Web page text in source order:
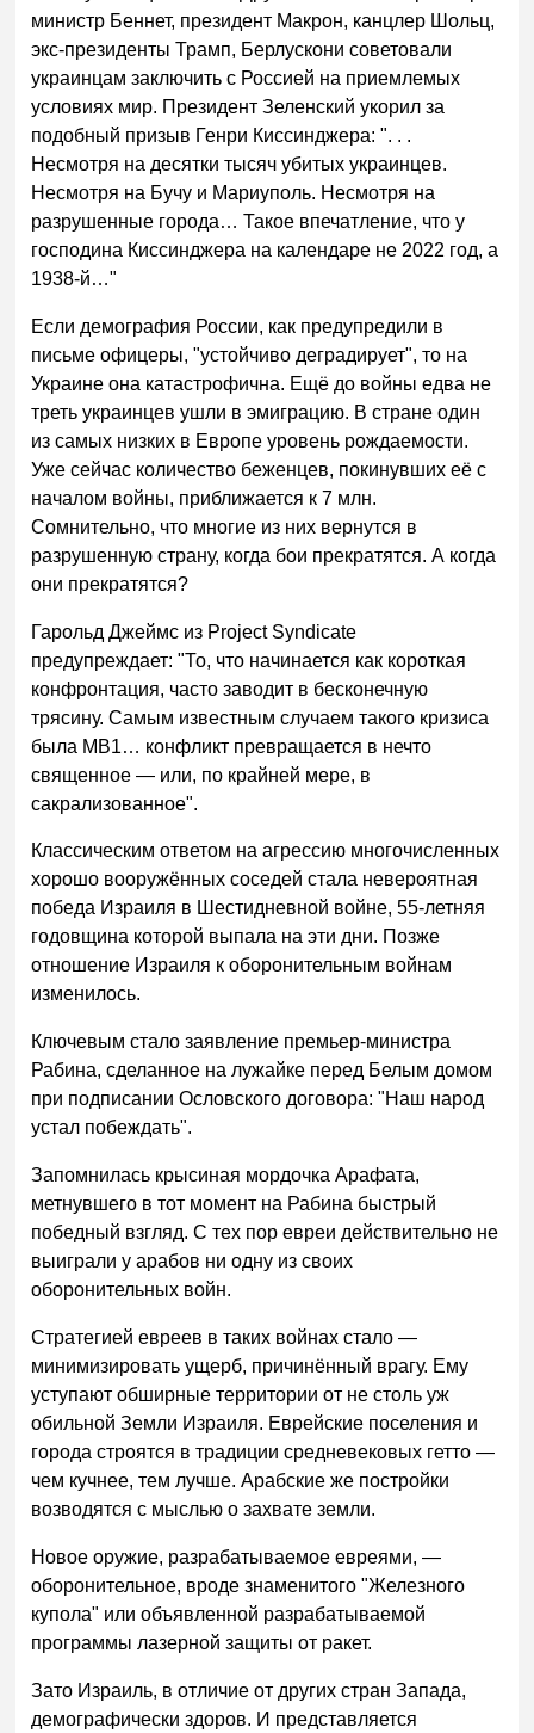
министр Беннет, президент Макрон, канцлер Шольц,
экс-президенты Трамп, Берлускони советовали
украинцам заключить с Россией на приемлемых
условиях мир. Президент Зеленский укорил за
подобный призыв Генри Киссинджера: ". . .
Несмотря на десятки тысяч убитых украинцев.
Несмотря на Бучу и Мариуполь. Несмотря на
разрушенные города… Такое впечатление, что у
господина Киссинджера на календаре не 2022 год, а
1938-й…"
Если демография России, как предупредили в
письме офицеры, "устойчиво деградирует", то на
Украине она катастрофична. Ещё до войны едва не
треть украинцев ушли в эмиграцию. В стране один
из самых низких в Европе уровень рождаемости.
Уже сейчас количество беженцев, покинувших её с
началом войны, приближается к 7 млн.
Сомнительно, что многие из них вернутся в
разрушенную страну, когда бои прекратятся. А когда
они прекратятся?
Гарольд Джеймс из Project Syndicate
предупреждает: "То, что начинается как короткая
конфронтация, часто заводит в бесконечную
трясину. Самым известным случаем такого кризиса
была МВ1… конфликт превращается в нечто
священное — или, по крайней мере, в
сакрализованное".
Классическим ответом на агрессию многочисленных
хорошо вооружённых соседей стала невероятная
победа Израиля в Шестидневной войне, 55-летняя
годовщина которой выпала на эти дни. Позже
отношение Израиля к оборонительным войнам
изменилось.
Ключевым стало заявление премьер-министра
Рабина, сделанное на лужайке перед Белым домом
при подписании Ословского договора: "Наш народ
устал побеждать".
Запомнилась крысиная мордочка Арафата,
метнувшего в тот момент на Рабина быстрый
победный взгляд. С тех пор евреи действительно не
выиграли у арабов ни одну из своих
оборонительных войн.
Стратегией евреев в таких войнах стало —
минимизировать ущерб, причинённый врагу. Ему
уступают обширные территории от не столь уж
обильной Земли Израиля. Еврейские поселения и
города строятся в традиции средневековых гетто —
чем кучнее, тем лучше. Арабские же постройки
возводятся с мыслью о захвате земли.
Новое оружие, разрабатываемое евреями, —
оборонительное, вроде знаменитого "Железного
купола" или объявленной разрабатываемой
программы лазерной защиты от ракет.
Зато Израиль, в отличие от других стран Запада,
демографически здоров. И представляется